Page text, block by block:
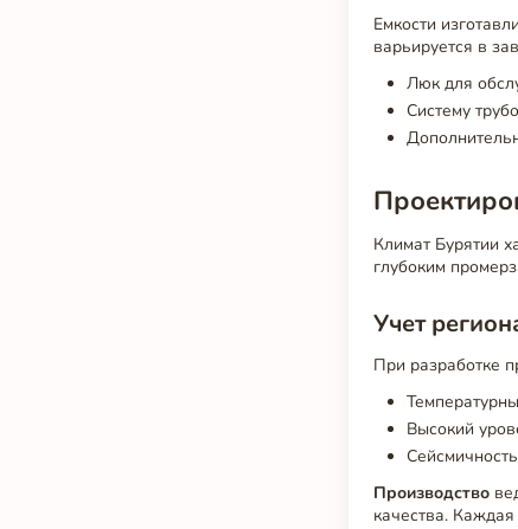
Емкости
варьируется в
Люк для
Систему
Климат Бурятии
глубоким
Учет
При разработке
Высокий
Производство
качества.